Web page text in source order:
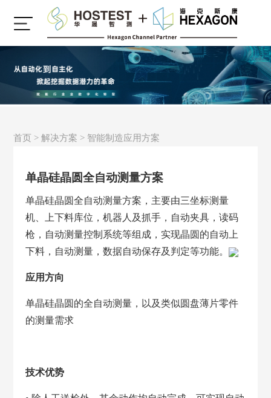
首页 >解决方案 > 智能制造应用方案
单晶硅晶圆全自动测量方案
单晶硅晶圆全自动测量方案，主要由三坐标测量
机、上下料库位，机器人及抓手，自动夹具，读码
枪，自动测量控制系统等组成，实现晶圆的自动上
下料，自动测量，数据自动保存及判定等功能。
应用方向
单晶硅晶圆的全自动测量，以及类似圆盘薄片零件
的测量需求
技术优势